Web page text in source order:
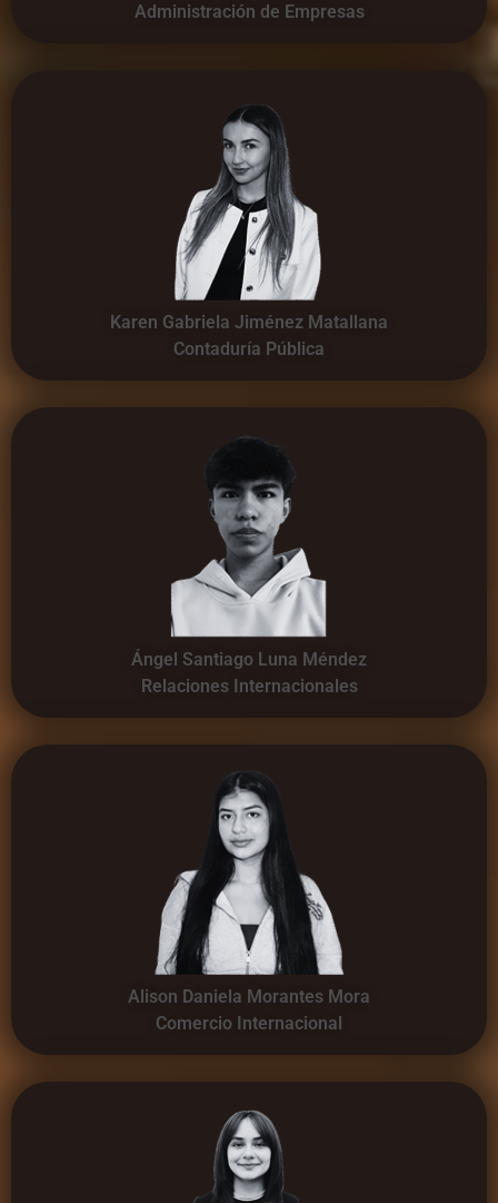
Administración de Empresas
Karen Gabriela Jiménez Matallana
Contaduría Pública
Ángel Santiago Luna Méndez
Relaciones Internacionales
Alison Daniela Morantes Mora
Comercio Internacional